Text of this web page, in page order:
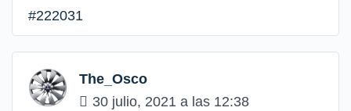
#222031
The_Osco
30 julio, 2021 a las 12:38